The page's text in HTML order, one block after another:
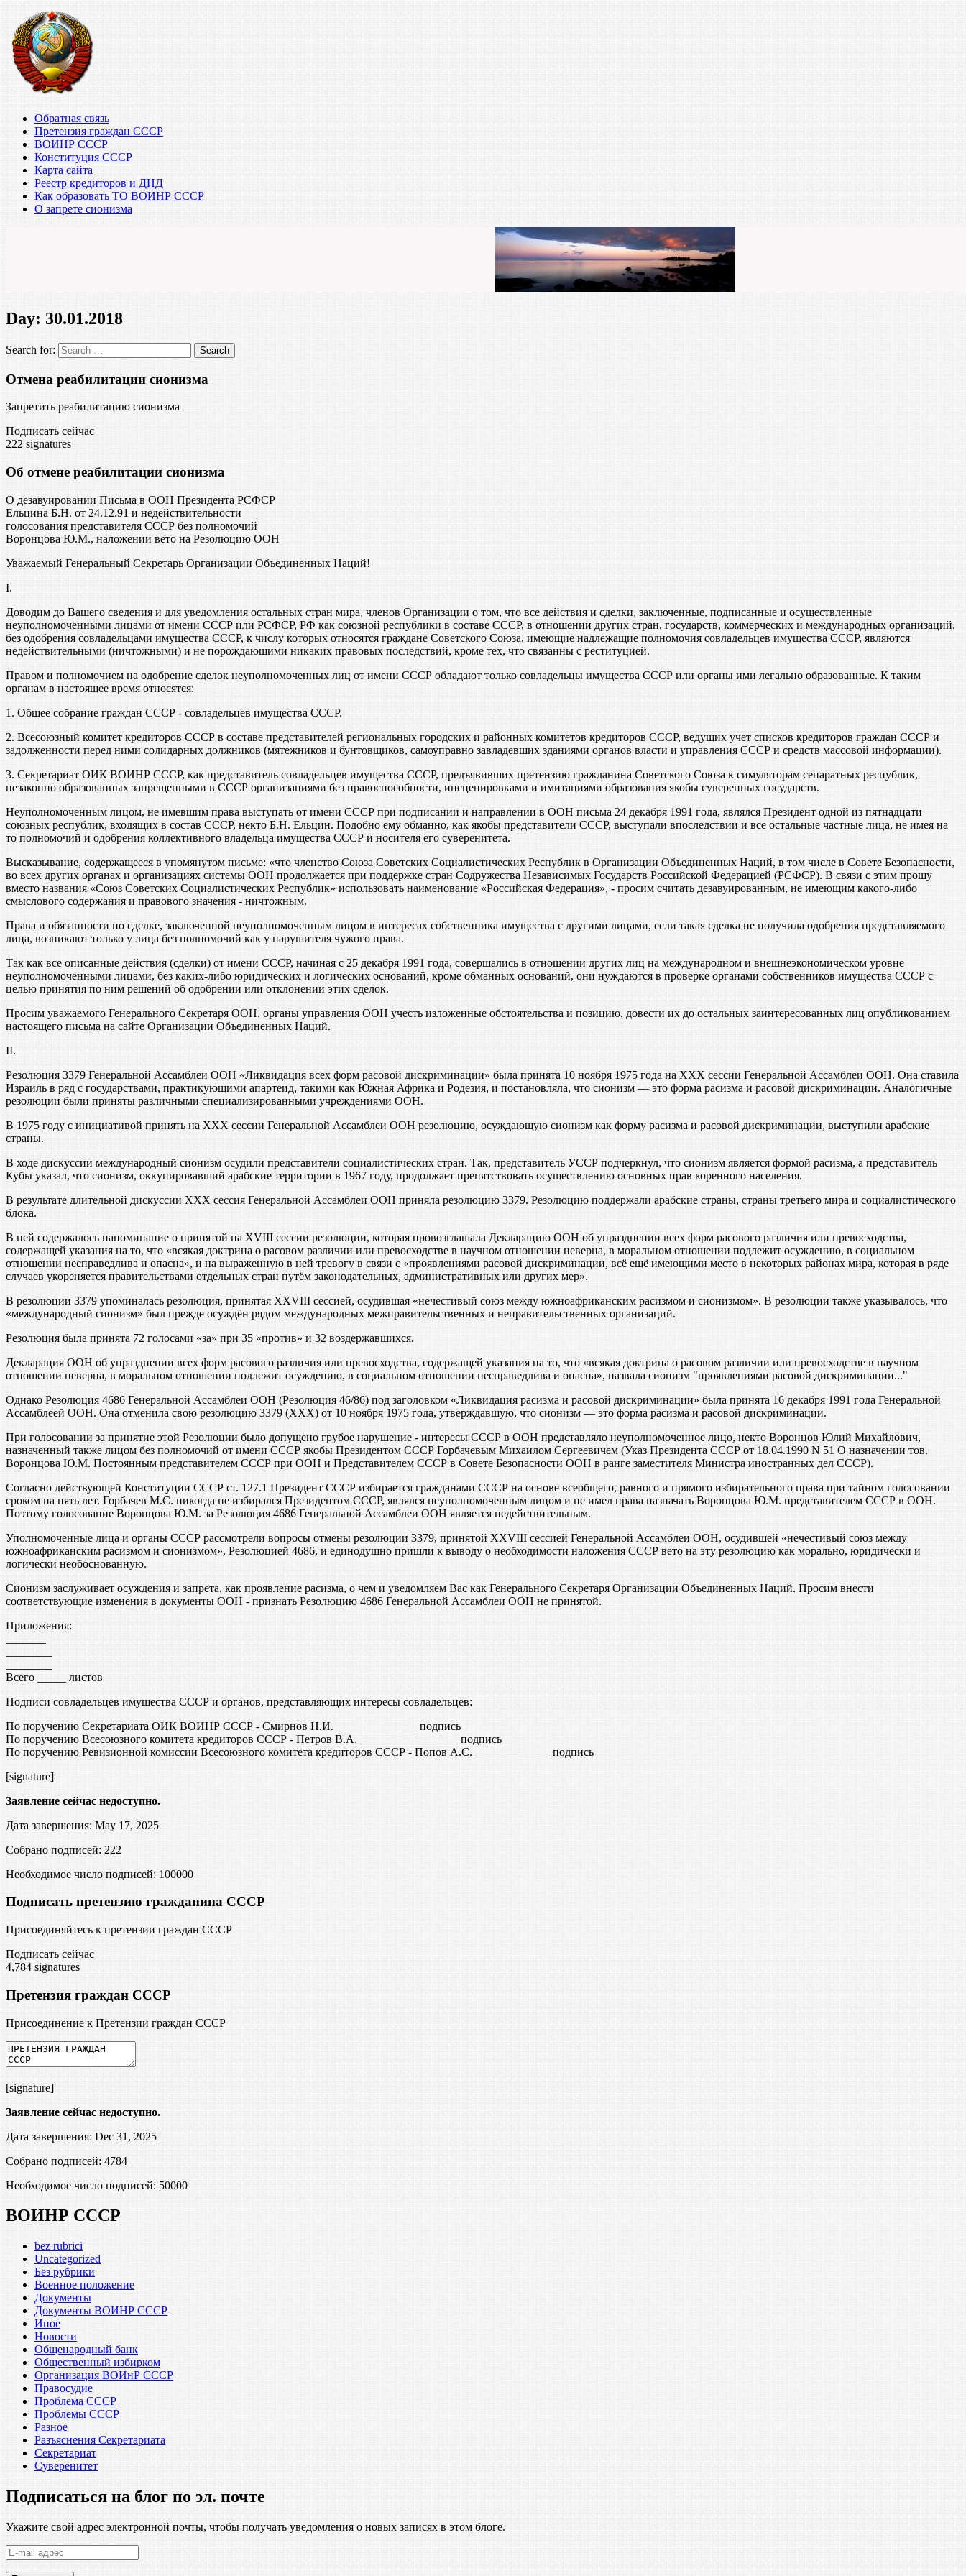
Обратная связь
Претензия граждан СССР
ВОИНР СССР
Конституция СССР
Карта сайта
Реестр кредиторов и ДНД
Как образовать ТО ВОИНР СССР
О запрете сионизма
Day: 30.01.2018
Search for:
Отмена реабилитации сионизма
Запретить реабилитацию сионизма
Подписать сейчас
222 signatures
Об отмене реабилитации сионизма
О дезавуировании Письма в ООН Президента РСФСР
Ельцина Б.Н. от 24.12.91 и недействительности
голосования представителя СССР без полномочий
Воронцова Ю.М., наложении вето на Резолюцию ООН
Уважаемый Генеральный Секретарь Организации Объединенных Наций!
I.
Доводим до Вашего сведения и для уведомления остальных стран мира, членов Организации о том, что все действия и сделки, заключенные, подписанные и осуществленные
неуполномоченными лицами от имени СССР или РСФСР, РФ как союзной республики в составе СССР, в отношении других стран, государств, коммерческих и международных организаций,
без одобрения совладельцами имущества СССР, к числу которых относятся граждане Советского Союза, имеющие надлежащие полномочия совладельцев имущества СССР, являются
недействительными (ничтожными) и не порождающими никаких правовых последствий, кроме тех, что связанны с реституцией.
Правом и полномочием на одобрение сделок неуполномоченных лиц от имени СССР обладают только совладельцы имущества СССР или органы ими легально образованные. К таким
органам в настоящее время относятся:
1. Общее собрание граждан СССР - совладельцев имущества СССР.
2. Всесоюзный комитет кредиторов СССР в составе представителей региональных городских и районных комитетов кредиторов СССР, ведущих учет списков кредиторов граждан СССР и
задолженности перед ними солидарных должников (мятежников и бунтовщиков, самоуправно завладевших зданиями органов власти и управления СССР и средств массовой информации).
3. Секретариат ОИК ВОИНР СССР, как представитель совладельцев имущества СССР, предъявивших претензию гражданина Советского Союза к симуляторам сепаратных республик,
незаконно образованных запрещенными в СССР организациями без правоспособности, инсценировками и имитациями образования якобы суверенных государств.
Неуполномоченным лицом, не имевшим права выступать от имени СССР при подписании и направлении в ООН письма 24 декабря 1991 года, являлся Президент одной из пятнадцати
союзных республик, входящих в состав СССР, некто Б.Н. Ельцин. Подобно ему обманно, как якобы представители СССР, выступали впоследствии и все остальные частные лица, не имея на
то полномочий и одобрения коллективного владельца имущества СССР и носителя его суверенитета.
Высказывание, содержащееся в упомянутом письме: «что членство Союза Советских Социалистических Республик в Организации Объединенных Наций, в том числе в Совете Безопасности,
во всех других органах и организациях системы ООН продолжается при поддержке стран Содружества Независимых Государств Российской Федерацией (РСФСР). В связи с этим прошу
вместо названия «Союз Советских Социалистических Республик» использовать наименование «Российская Федерация», - просим считать дезавуированным, не имеющим какого-либо
смыслового содержания и правового значения - ничтожным.
Права и обязанности по сделке, заключенной неуполномоченным лицом в интересах собственника имущества с другими лицами, если такая сделка не получила одобрения представляемого
лица, возникают только у лица без полномочий как у нарушителя чужого права.
Так как все описанные действия (сделки) от имени СССР, начиная с 25 декабря 1991 года, совершались в отношении других лиц на международном и внешнеэкономическом уровне
неуполномоченными лицами, без каких-либо юридических и логических оснований, кроме обманных оснований, они нуждаются в проверке органами собственников имущества СССР с
целью принятия по ним решений об одобрении или отклонении этих сделок.
Просим уважаемого Генерального Секретаря ООН, органы управления ООН учесть изложенные обстоятельства и позицию, довести их до остальных заинтересованных лиц опубликованием
настоящего письма на сайте Организации Объединенных Наций.
II.
Резолюция 3379 Генеральной Ассамблеи ООН «Ликвидация всех форм расовой дискриминации» была принята 10 ноября 1975 года на XXX сессии Генеральной Ассамблеи ООН. Она ставила
Израиль в ряд с государствами, практикующими апартеид, такими как Южная Африка и Родезия, и постановляла, что сионизм — это форма расизма и расовой дискриминации. Аналогичные
резолюции были приняты различными специализированными учреждениями ООН.
В 1975 году с инициативой принять на XXX сессии Генеральной Ассамблеи ООН резолюцию, осуждающую сионизм как форму расизма и расовой дискриминации, выступили арабские
страны.
В ходе дискуссии международный сионизм осудили представители социалистических стран. Так, представитель УССР подчеркнул, что сионизм является формой расизма, а представитель
Кубы указал, что сионизм, оккупировавший арабские территории в 1967 году, продолжает препятствовать осуществлению основных прав коренного населения.
В результате длительной дискуссии XXX сессия Генеральной Ассамблеи ООН приняла резолюцию 3379. Резолюцию поддержали арабские страны, страны третьего мира и социалистического
блока.
В ней содержалось напоминание о принятой на XVIII сессии резолюции, которая провозглашала Декларацию ООН об упразднении всех форм расового различия или превосходства,
содержащей указания на то, что «всякая доктрина о расовом различии или превосходстве в научном отношении неверна, в моральном отношении подлежит осуждению, в социальном
отношении несправедлива и опасна», и на выраженную в ней тревогу в связи с «проявлениями расовой дискриминации, всё ещё имеющими место в некоторых районах мира, которая в ряде
случаев укореняется правительствами отдельных стран путём законодательных, административных или других мер».
В резолюции 3379 упоминалась резолюция, принятая XXVIII сессией, осудившая «нечестивый союз между южноафриканским расизмом и сионизмом». В резолюции также указывалось, что
«международный сионизм» был прежде осуждён рядом международных межправительственных и неправительственных организаций.
Резолюция была принята 72 голосами «за» при 35 «против» и 32 воздержавшихся.
Декларация ООН об упразднении всех форм расового различия или превосходства, содержащей указания на то, что «всякая доктрина о расовом различии или превосходстве в научном
отношении неверна, в моральном отношении подлежит осуждению, в социальном отношении несправедлива и опасна», назвала сионизм "проявлениями расовой дискриминации..."
Однако Резолюция 4686 Генеральной Ассамблеи ООН (Резолюция 46/86) под заголовком «Ликвидация расизма и расовой дискриминации» была принята 16 декабря 1991 года Генеральной
Ассамблеей ООН. Она отменила свою резолюцию 3379 (ХХХ) от 10 ноября 1975 года, утверждавшую, что сионизм — это форма расизма и расовой дискриминации.
При голосовании за принятие этой Резолюции было допущено грубое нарушение - интересы СССР в ООН представляло неуполномоченное лицо, некто Воронцов Юлий Михайлович,
назначенный также лицом без полномочий от имени СССР якобы Президентом СССР Горбачевым Михаилом Сергеевичем (Указ Президента СССР от 18.04.1990 N 51 О назначении тов.
Воронцова Ю.М. Постоянным представителем СССР при ООН и Представителем СССР в Совете Безопасности ООН в ранге заместителя Министра иностранных дел СССР).
Согласно действующей Конституции СССР ст. 127.1 Президент СССР избирается гражданами СССР на основе всеобщего, равного и прямого избирательного права при тайном голосовании
сроком на пять лет. Горбачев М.С. никогда не избирался Президентом СССР, являлся неуполномоченным лицом и не имел права назначать Воронцова Ю.М. представителем СССР в ООН.
Поэтому голосование Воронцова Ю.М. за Резолюция 4686 Генеральной Ассамблеи ООН является недействительным.
Уполномоченные лица и органы СССР рассмотрели вопросы отмены резолюции 3379, принятой XXVIII сессией Генеральной Ассамблеи ООН, осудившей «нечестивый союз между
южноафриканским расизмом и сионизмом», Резолюцией 4686, и единодушно пришли к выводу о необходимости наложения СССР вето на эту резолюцию как морально, юридически и
логически необоснованную.
Сионизм заслуживает осуждения и запрета, как проявление расизма, о чем и уведомляем Вас как Генерального Секретаря Организации Объединенных Наций. Просим внести
соответствующие изменения в документы ООН - признать Резолюцию 4686 Генеральной Ассамблеи ООН не принятой.
Приложения:
Всего _____ листов
Подписи совладельцев имущества СССР и органов, представляющих интересы совладельцев:
По поручению Секретариата ОИК ВОИНР СССР - Смирнов Н.И. ______________ подпись
По поручению Всесоюзного комитета кредиторов СССР - Петров В.А. _________________ подпись
По поручению Ревизионной комиссии Всесоюзного комитета кредиторов СССР - Попов А.С. _____________ подпись
[signature]
Заявление сейчас недоступно.
Дата завершения: May 17, 2025
Собрано подписей: 222
Необходимое число подписей: 100000
Подписать претензию гражданина СССР
Присоединяйтесь к претензии граждан СССР
Подписать сейчас
4,784 signatures
Претензия граждан СССР
Присоединение к Претензии граждан СССР
[signature]
Заявление сейчас недоступно.
Дата завершения: Dec 31, 2025
Собрано подписей: 4784
Необходимое число подписей: 50000
ВОИНР СССР
bez rubrici
Uncategorized
Без рубрики
Военное положение
Документы
Документы ВОИНР СССР
Иное
Новости
Общенародный банк
Общественный избирком
Организация ВОИнР СССР
Правосудие
Проблема СССР
Проблемы СССР
Разное
Разъяснения Секретариата
Секретариат
Суверенитет
Подписаться на блог по эл. почте
Укажите свой адрес электронной почты, чтобы получать уведомления о новых записях в этом блоге.
E-
mail